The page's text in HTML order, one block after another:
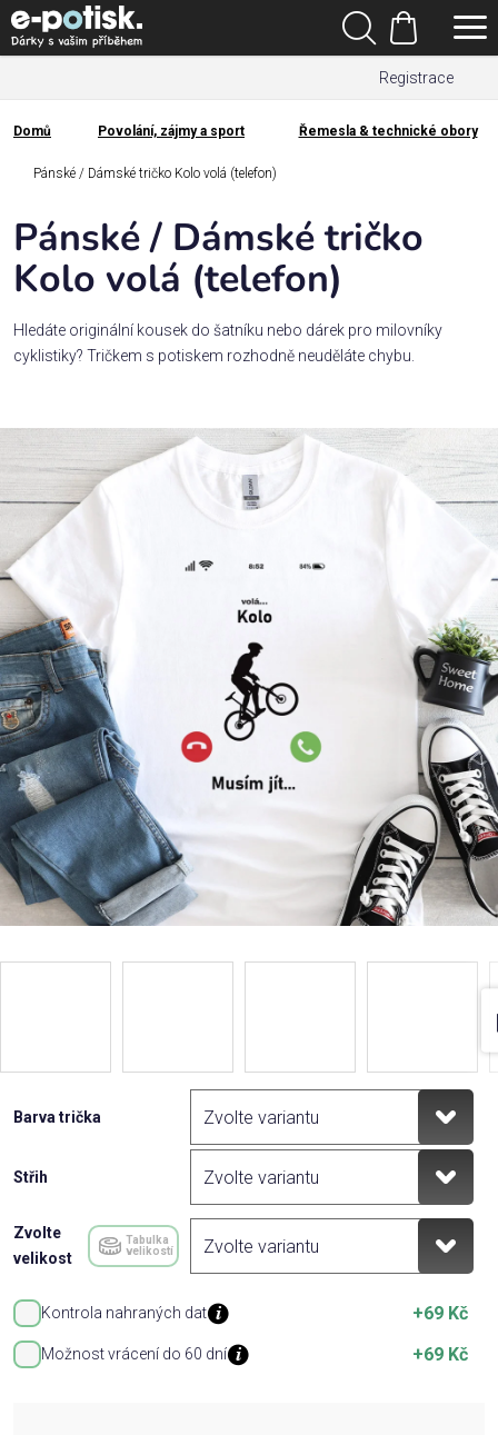
Přejít
na
obsah
Registrace
Hledat
Nákupní
košík
Kategorie
Dárek
pro
Rodina
/
zájmy a
Příležitosti
Domácnost
Kolekce
Oblečení
Přihlášení
Domů
Domů Povolání, zájmy a sport Řemesla & technické obory
Pánské / Dámské tričko Kolo volá (telefon)
Barva trička
Střih
Zvolte
velikost
Tabulka
velikostí
Kontrola nahraných dat +69 Kč
Možnost vrácení do 60 dní +69 Kč
Pánské / Dámské tričko
Kolo volá (telefon)
Hledáte originální kousek do šatníku nebo dárek pro milovníky
cyklistiky? Tričkem s potiskem rozhodně neuděláte chybu.